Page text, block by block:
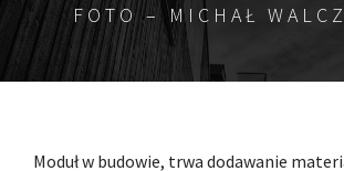
FOTO – MICHAŁ
Moduł w budowie, trwa dodawanie